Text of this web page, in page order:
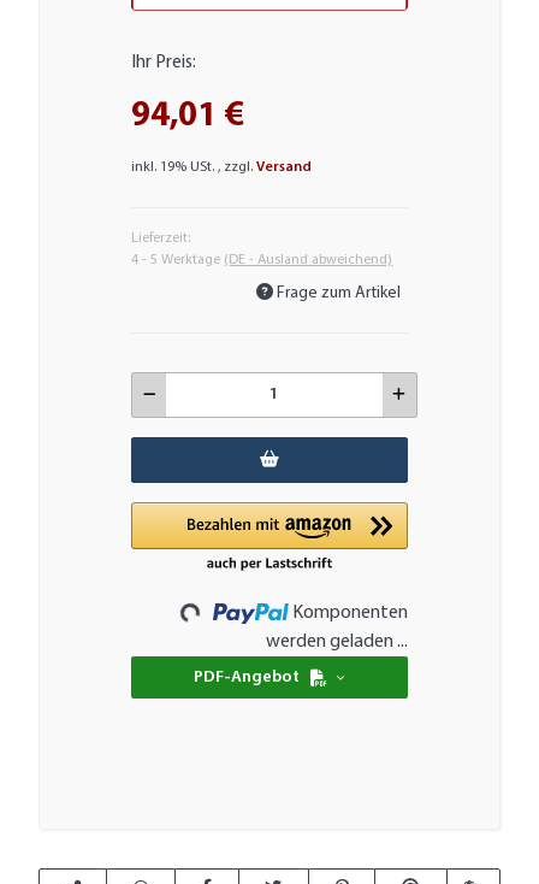
Ihr Preis:
94,01 €
inkl. 19% USt. , zzgl.Versand
Lieferzeit:
4 - 5 Werktage (DE - Ausland abweichend)
Frage zum Artikel
Loading...
Komponenten
werden geladen ...
PDF-Angebot